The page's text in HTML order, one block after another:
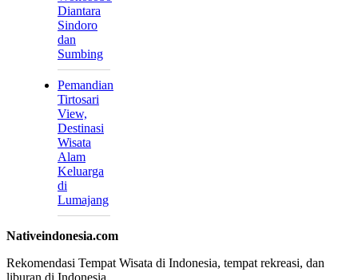
Diantara
Sindoro
dan
Sumbing
Pemandian
Tirtosari
View,
Destinasi
Wisata
Alam
Keluarga
di
Lumajang
Nativeindonesia.com
Rekomendasi Tempat Wisata di Indonesia, tempat rekreasi, dan
liburan di Indonesia.